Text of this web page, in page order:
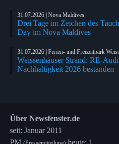
31.07.2026 | Nova Maldives
Drei Tage im Zeichen des
Day im Nova Maldives
31.07.2026 | Ferien- und Freizeitpark
Weissenhäuser Strand: RE-
Nachhaltigkeit 2026 bestanden
Über Newsfenster.de
seit: Januar 2011
PM
heute: 1